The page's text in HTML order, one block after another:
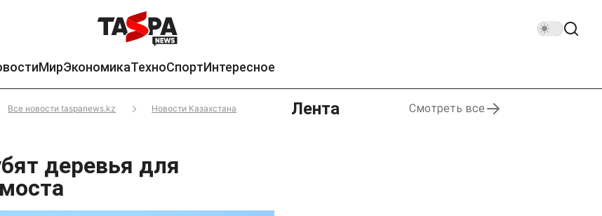
МирЭкономикаТехноСпортИнтересное
Все новости taspanews.kz Новости Казахстана
деревья для
Лента Смотреть все